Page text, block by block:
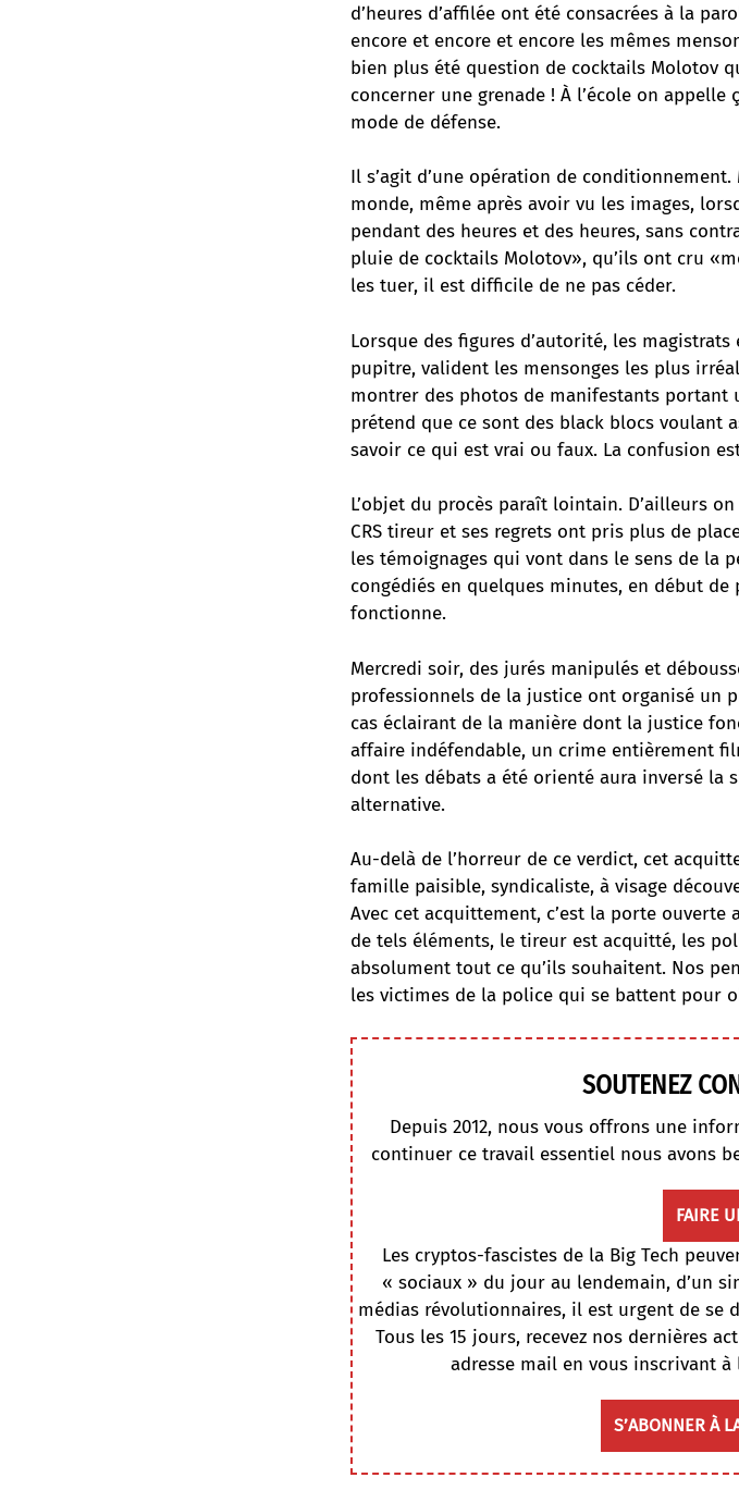
d’heures d’affilée ont été consacrées à la
encore et encore et encore les mêmes
bien plus été question de cocktails Molotov
concerner une grenade ! À l’école on
mode de défense.
Il s’agit d’une opération de
monde, même après avoir vu les images,
pendant des heures et des heures, sans
pluie de cocktails Molotov», qu’ils ont cru
les tuer, il est difficile de ne pas céder.
Lorsque des figures d’autorité, les
pupitre, valident les mensonges les plus
montrer des photos de manifestants portant
prétend que ce sont des black blocs voulant
savoir ce qui est vrai ou faux. La confusion
L’objet du procès paraît lointain. D’ailleurs
CRS tireur et ses regrets ont pris plus de
les témoignages qui vont dans le sens de la
congédiés en quelques minutes, en début de
fonctionne.
Mercredi soir, des jurés manipulés et
professionnels de la justice ont organisé un
cas éclairant de la manière dont la justice
affaire indéfendable, un crime entièrement
dont les débats a été orienté aura inversé la
alternative.
Au-delà de l’horreur de ce verdict, cet
famille paisible, syndicaliste, à visage
Avec cet acquittement, c’est la porte
de tels éléments, le tireur est acquitté, les
absolument tout ce qu’ils souhaitent. Nos
les victimes de la police qui se battent pour
SOUTENEZ
Depuis 2012, nous vous offrons une
continuer ce travail essentiel nous avons
FAIRE
Les cryptos-fascistes de la Big Tech
« sociaux » du jour au lendemain, d’un
médias révolutionnaires, il est urgent de se
Tous les 15 jours, recevez nos dernières
adresse mail en vous inscrivant
S’ABONNER À